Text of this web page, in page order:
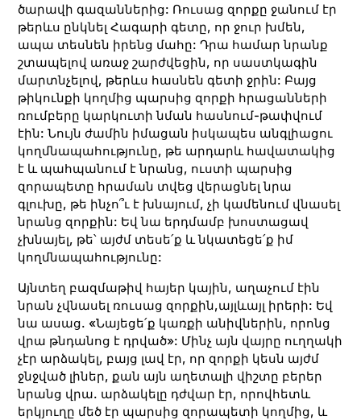
ծարավի գազաններից: Ռուսաց զորքը ջանում էր
թերևս ընկնել Հագարի գետը, որ ջուր խմեն,
ապա տեսնեն իրենց մահը: Դրա համար նրանք
շտապելով առաջ շարժվեցին, որ սաստկագին
մարտնչելով, թերևս հասնեն գետի ջրին: Բայց
թիկունքի կողմից պարսից զորքի հրացանների
ռումբերը կարկուտի նման հասնում-թափվում
էին: Նույն ժամին իմացան իսկապես անգլիացու
կողմնապահությունը, թե արդարև հավատակից
է և պահպանում է նրանց, ուստի պարսից
զորապետը հրաման տվեց վերացնել նրա
գլուխը, թե ինչո՞ւ է խնայում, չի կամենում վնասել
նրանց զորքին: Եվ նա երդմամբ խոստացավ
չխնայել, թե՝ այժմ տեսե՛ք և նկատեցե՛ք իմ
կողմնապահությունը:
Այնտեղ բազմաթիվ հայեր կային, աղաչում էին
նրան չվնասել ռուսաց զորքին,այլևայլ իրերի: Եվ
նա ասաց. «Նայեցե՛ք կառքի անիվներին, որոնց
վրա թնդանոց է դրված»: Մինչ այն վայրը ուղղակի
չէր արձակել, բայց լավ էր, որ զորքի կեսն այժմ
ջնջված լիներ, քան այն աղետալի վիշտը բերեր
նրանց վրա. արձակելը դժվար էր, որովհետև
երկյուղը մեծ էր պարսից զորապետի կողմից, և